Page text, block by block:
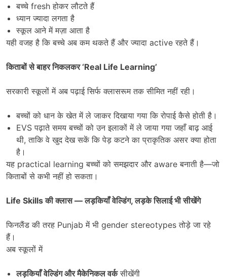
बच्चे fresh होकर लौटते हैं
ध्यान ज्यादा लगता है
स्कूल आने में मज़ा आता है
यही वजह है कि बच्चे अब कम थकते हैं और ज्यादा active रहते हैं।
किताबों से बाहर निकलकर ‘Real Life Learning’
सरकारी स्कूलों में अब पढ़ाई सिर्फ क्लासरूम तक सीमित नहीं रही।
बच्चों को धान के खेत में ले जाकर दिखाया गया कि रोपाई कैसे होती है।
EVS पढ़ाते समय बच्चों को उन इलाकों में ले जाया गया जहाँ बाढ़ आई
थी, ताकि वे खुद देख सकें कि पेड़ कटने का प्राकृतिक असर क्या होता
है।
यह practical learning बच्चों को समझदार और aware बनाती है—जो
किताबों से कभी नहीं हो सकता।
Life Skillsकी क्लास—लड़कियाँ वेल्डिंग,लड़के सिलाई भी सीखेंगे
फिनलैंड की तरह Punjab में भी gender stereotypes तोड़े जा रहे
हैं।
अब स्कूलों में
लड़कियाँ वेल्डिंग और मैकेनिकल वर्कसीखेंगी